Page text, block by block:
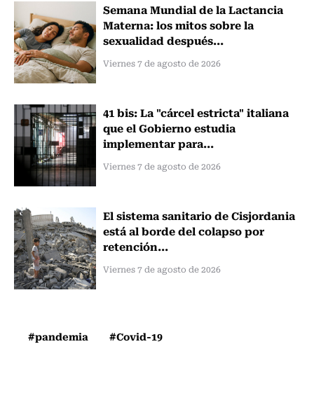
Semana Mundial de la Lactancia
Materna: los mitos sobre la
sexualidad después...
Viernes 7 de agosto de 2026
41 bis: La "cárcel estricta" italiana
que el Gobierno estudia
implementar para...
Viernes 7 de agosto de 2026
El sistema sanitario de Cisjordania
está al borde del colapso por
retención...
Viernes 7 de agosto de 2026
#pandemia #Covid-19